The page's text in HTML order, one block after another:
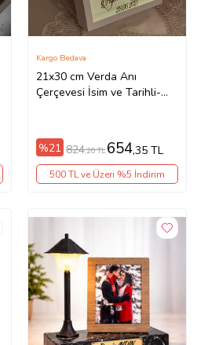
21x30 cm Verda Anı
Çerçevesi İsim ve Tarihli-
Fotoğrafınızı Gönderin Biz
Çıkartalım!
Kargo Bedava
%21 824,20 TL 654,35 TL
500 TL ve Üzeri %5 İndirim